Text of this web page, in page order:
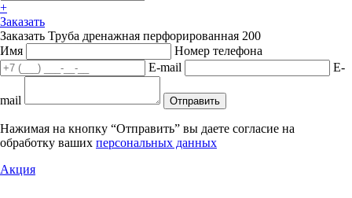
+
Заказать
Заказать Труба дренажная перфорированная 200
Имя
Номер телефона
E-mail
E-
mail Отправить
Нажимая на кнопку “Отправить” вы даете согласие на
обработку ваших персональных данных
Акция